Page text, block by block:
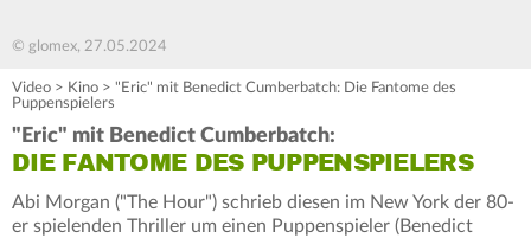
© glomex, 27.05.2024
Video > Kino > "Eric" mit Benedict Cumberbatch: Die Fantome des
Puppenspielers
"Eric" mit Benedict Cumberbatch:
DIE FANTOME DES PUPPENSPIELERS
Abi Morgan ("The Hour") schrieb diesen im New York der 80-
er spielenden Thriller um einen Puppenspieler (Benedict